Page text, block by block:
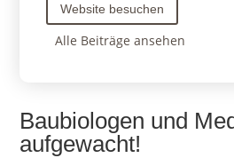
Website besuchen
Alle Beiträge ansehen
Baubiologen und
aufgewacht!